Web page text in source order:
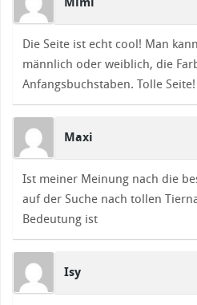
Die Seite ist echt cool! Man
männlich oder weiblich, die
Anfangsbuchstaben. Tolle Seite!
Maxi
Ist meiner Meinung nach die
auf der Suche nach tollen
Bedeutung ist
Isy